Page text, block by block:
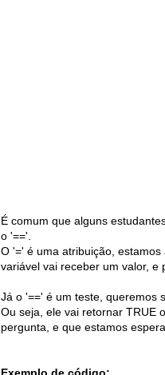
É comum que alguns
o '=='.
O '=' é uma atribuição,
variável vai receber um valor, e
Já o '==' é um teste, queremos
Ou seja, ele vai retornar TRUE
pergunta, e que estamos
Exemplo de código: